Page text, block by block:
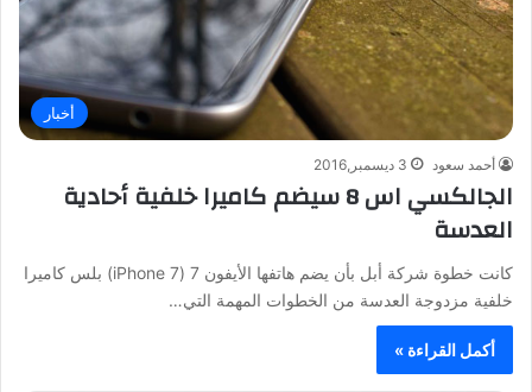
أخبار
أحمد سعود 3 ديسمبر,2016
الجالكسي اس 8 سيضم كاميرا خلفية أحادية
العدسة
كانت خطوة شركة أبل بأن يضم هاتفها الأيفون 7 (iPhone 7) بلس كاميرا
خلفية مزدوجة العدسة من الخطوات المهمة التي…
أكمل القراءة »